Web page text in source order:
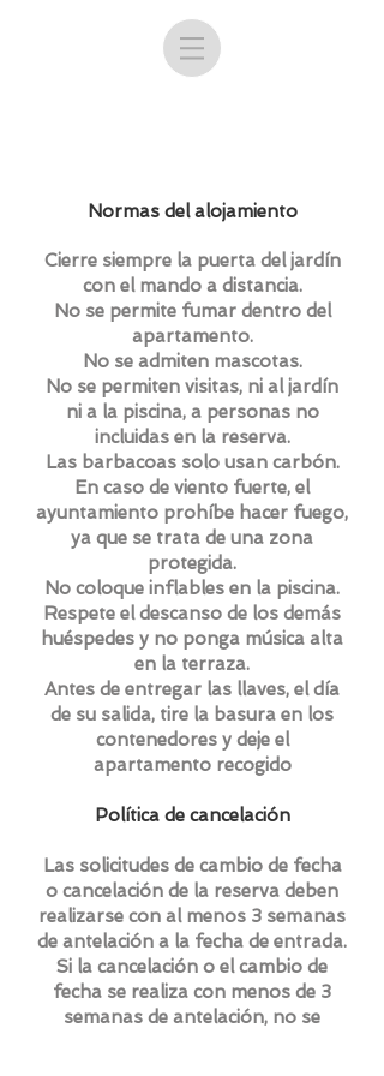
Normas del alojamiento
Cierre siempre la puerta del jardín
con el mando a distancia.
No se permite fumar dentro del
apartamento.
No se admiten mascotas.
No se permiten visitas, ni al jardín
ni a la piscina, a personas no
incluidas en la reserva.
Las barbacoas solo usan carbón.
En caso de viento fuerte, el
ayuntamiento prohíbe hacer fuego,
ya que se trata de una zona
protegida.
No coloque inflables en la piscina.
Respete el descanso de los demás
huéspedes y no ponga música alta
en la terraza.
Antes de entregar las llaves, el día
de su salida, tire la basura en los
contenedores y deje el
apartamento recogido
Política de cancelación
Las solicitudes de cambio de fecha
o cancelación de la reserva deben
realizarse con al menos 3 semanas
de antelación a la fecha de entrada.
Si la cancelación o el cambio de
fecha se realiza con menos de 3
semanas de antelación, no se